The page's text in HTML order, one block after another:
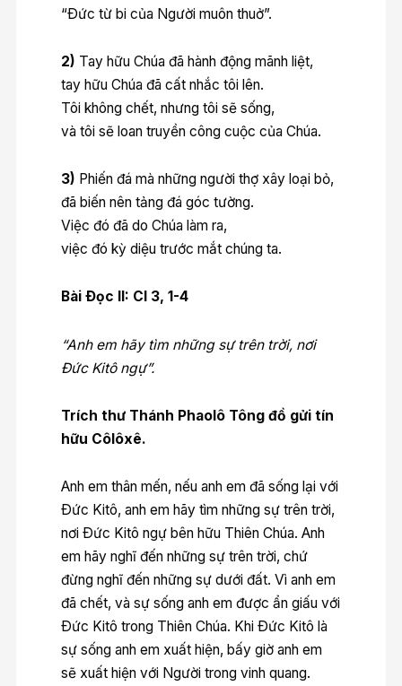
“Ðức từ bi của Người muôn thuở”.
2) Tay hữu Chúa đã hành động mãnh liệt,
tay hữu Chúa đã cất nhắc tôi lên.
Tôi không chết, nhưng tôi sẽ sống,
và tôi sẽ loan truyền công cuộc của Chúa.
3) Phiến đá mà những người thợ xây loại bỏ,
đã biến nên tảng đá góc tường.
Việc đó đã do Chúa làm ra,
việc đó kỳ diệu trước mắt chúng ta.
Bài Ðọc II: Cl 3, 1-4
“Anh em hãy tìm những sự trên trời, nơi
Ðức Kitô ngự”.
Trích thư Thánh Phaolô Tông đồ gửi tín
hữu Côlôxê.
Anh em thân mến, nếu anh em đã sống lại với
Ðức Kitô, anh em hãy tìm những sự trên trời,
nơi Ðức Kitô ngự bên hữu Thiên Chúa. Anh
em hãy nghĩ đến những sự trên trời, chứ
đừng nghĩ đến những sự dưới đất. Vì anh em
đã chết, và sự sống anh em được ẩn giấu với
Ðức Kitô trong Thiên Chúa. Khi Ðức Kitô là
sự sống anh em xuất hiện, bấy giờ anh em
sẽ xuất hiện với Người trong vinh quang.